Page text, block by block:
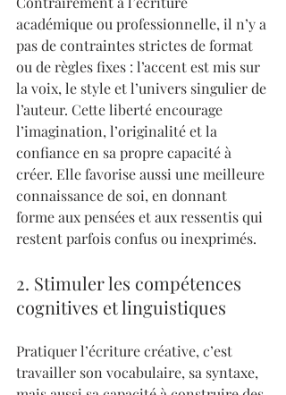
académique ou professionnelle, il n’y a
pas de contraintes strictes de format
ou de règles fixes : l’accent est mis sur
la voix, le style et l’univers singulier de
l’auteur. Cette liberté encourage
l’imagination, l’originalité et la
confiance en sa propre capacité à
créer. Elle favorise aussi une meilleure
connaissance de soi, en donnant
forme aux pensées et aux ressentis qui
restent parfois confus ou inexprimés.
2. Stimuler les compétences
cognitives et linguistiques
Pratiquer l’écriture créative, c’est
travailler son vocabulaire, sa syntaxe,